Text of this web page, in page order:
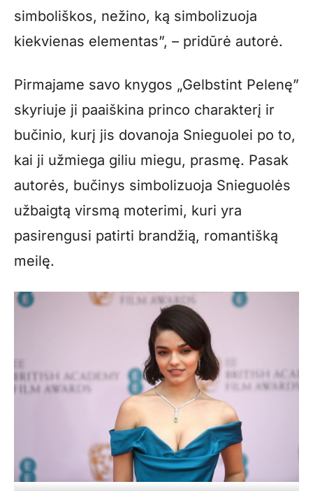
simboliškos, nežino, ką simbolizuoja
kiekvienas elementas”, – pridūrė autorė.
Pirmajame savo knygos „Gelbstint Pelenę”
skyriuje ji paaiškina princo charakterį ir
bučinio, kurį jis dovanoja Snieguolei po to,
kai ji užmiega giliu miegu, prasmę. Pasak
autorės, bučinys simbolizuoja Snieguolės
užbaigtą virsmą moterimi, kuri yra
pasirengusi patirti brandžią, romantišką
meilę.